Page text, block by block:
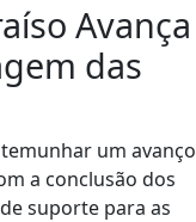
Avança
das
um avanço
a conclusão dos
suporte para as